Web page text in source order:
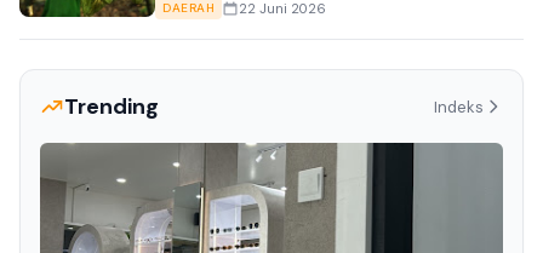
DAERAH 22 Juni 2026
Trending Indeks